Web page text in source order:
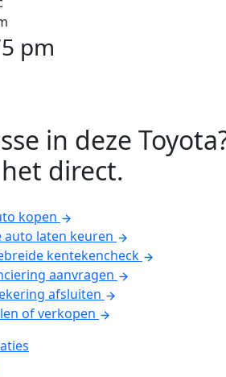
pm
in deze
direct.
kopen
auto laten keuren
kentekencheck
aanvragen
afsluiten
of verkopen